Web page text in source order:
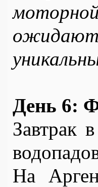
День 6:
Завтрак
На